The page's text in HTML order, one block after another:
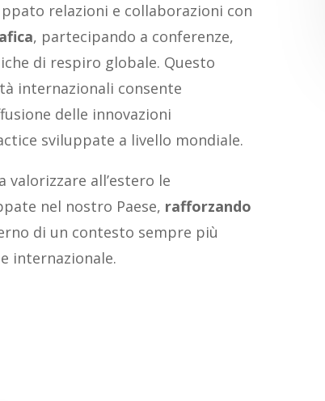
relazioni e collaborazioni con
, partecipando a conferenze,
di respiro globale. Questo
internazionali consente
delle innovazioni
sviluppate a livello mondiale.
all’estero le
nel nostro Paese, rafforzando
di un contesto sempre più
internazionale.